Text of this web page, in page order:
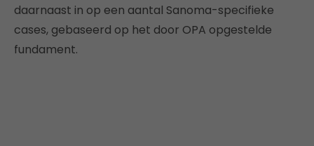
daarnaast in op een aantal Sanoma-specifieke
cases, gebaseerd op het door OPA opgestelde
fundament.